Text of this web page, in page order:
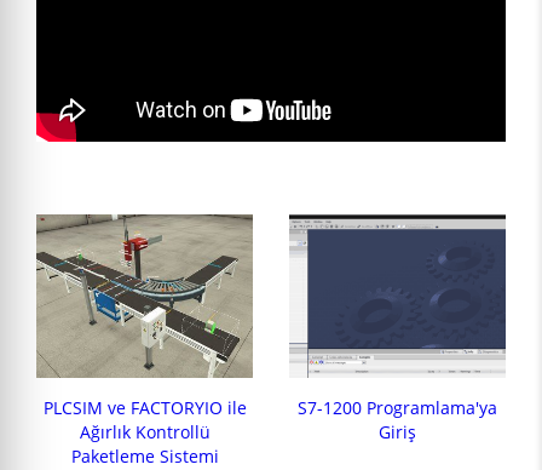
PLCSIM ve FACTORYIO ile
Ağırlık Kontrollü
Paketleme Sistemi
S7-1200 Programlama'ya
Giriş